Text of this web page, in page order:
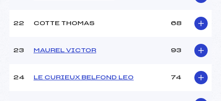
22 COTTE THOMAS 68
23 MAUREL VICTOR 93
24 LE CURIEUX BELFOND LEO 74